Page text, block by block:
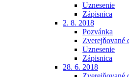
Uznesenie
Zápisnica
2. 8. 2018
Pozvánka
Zverejňované
Uznesenie
Zápisnica
28. 6. 2018